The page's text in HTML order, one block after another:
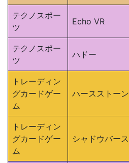
テクノスポー
ツ
Echo VR
テクノスポー
ツ
ハドー
トレーディン
グカードゲー
ム
ハースストーン
トレーディン
グカードゲー
ム
シャドウバース